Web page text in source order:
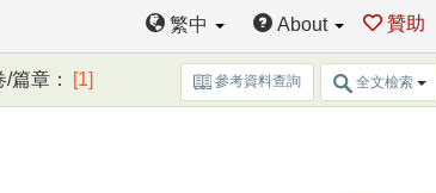
繁中 About 贊助
/篇章 ： [1] 參考資料查詢 全文檢索